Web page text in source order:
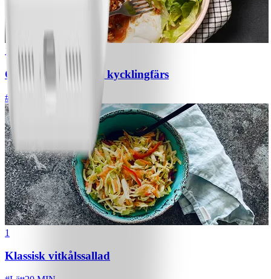
1
Chili con carne med kycklingfärs
#
1
Klassisk vitkålssallad